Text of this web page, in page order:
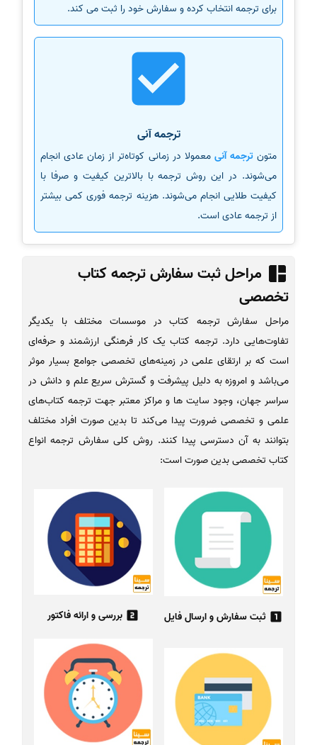
برای ترجمه انتخاب کرده و سفارش خود را ثبت می کند.
ترجمه آنی
متون ترجمه آنیمعمولا در زمانی کوتاه‌تر از زمان عادی انجام
می‌شوند. در این روش ترجمه‌ با بالاترین کیفیت و صرفا با
کیفیت طلایی انجام می‌شوند. هزینه ترجمه فوری کمی بیشتر
از ترجمه عادی است.
مراحل ثبت سفارش ترجمه کتاب
تخصصی
مراحل سفارش ترجمه کتاب در موسسات مختلف با یکدیگر
تفاوت‌هایی دارد. ترجمه کتاب یک کار فرهنگی ارزشمند و حرفه‌ای
است که بر ارتقای علمی در زمینه‌های تخصصی جوامع بسیار موثر
می‌باشد و امروزه به دلیل پیشرفت و گسترش سریع علم و دانش در
سراسر جهان، وجود سایت ها و مراکز معتبر جهت ترجمه کتاب‌های
علمی و تخصصی ضرورت پیدا می‌کند تا بدین صورت افراد مختلف
بتوانند به آن دسترسی پیدا کنند. روش کلی سفارش ترجمه انواع
کتاب تخصصی بدین صورت است:
ثبت سفارش و ارسال فایل بررسی و ارائه فاکتور